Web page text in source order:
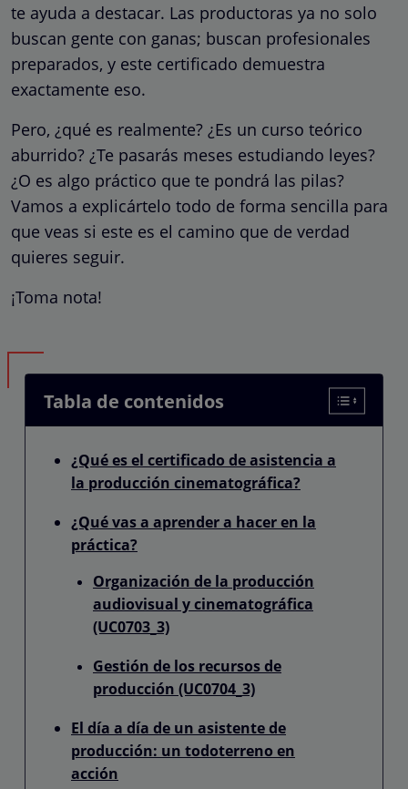
te ayuda a destacar. Las productoras ya no solo
buscan gente con ganas; buscan profesionales
preparados, y este certificado demuestra
exactamente eso.
Pero, ¿qué es realmente? ¿Es un curso teórico
aburrido? ¿Te pasarás meses estudiando leyes?
¿O es algo práctico que te pondrá las pilas?
Vamos a explicártelo todo de forma sencilla para
que veas si este es el camino que de verdad
quieres seguir.
¡Toma nota!
Tabla de contenidos
¿Qué es el certificado de asistencia a
la producción cinematográfica?
¿Qué vas a aprender a hacer en la
práctica?
Organización de la producción
audiovisual y cinematográfica
(UC0703_3)
Gestión de los recursos de
producción (UC0704_3)
El día a día de un asistente de
producción: un todoterreno en
acción